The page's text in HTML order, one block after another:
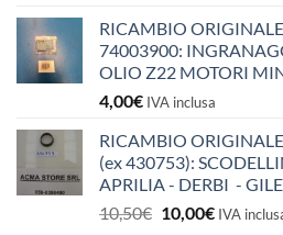
RICAMBIO
74003900:
OLIO Z22 MOTORI
4,00€ IVA inclusa
RICAMBIO
(ex 430753):
APRILIA - DERBI -
10,50€ Il
10,00€IlIVA